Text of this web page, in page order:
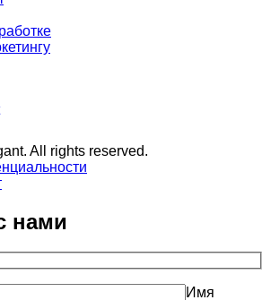
All rights reserved.
нами
Имя